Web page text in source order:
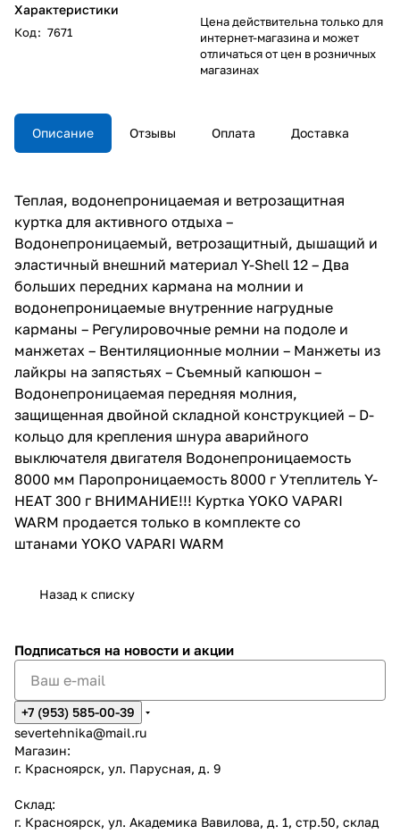
Характеристики
Код: 7671
Цена действительна только для
интернет-магазина и может
отличаться от цен в розничных
магазинах
Описание Отзывы Оплата Доставка
Теплая, водонепроницаемая и ветрозащитная
куртка для активного отдыха –
Водонепроницаемый, ветрозащитный, дышащий и
эластичный внешний материал Y-Shell 12 – Два
больших передних кармана на молнии и
водонепроницаемые внутренние нагрудные
карманы – Регулировочные ремни на подоле и
манжетах – Вентиляционные молнии – Манжеты из
лайкры на запястьях – Съемный капюшон –
Водонепроницаемая передняя молния,
защищенная двойной складной конструкцией – D-
кольцо для крепления шнура аварийного
выключателя двигателя Водонепроницаемость
8000 мм Паропроницаемость 8000 г Утеплитель Y-
HEAT 300 г ВНИМАНИЕ!!! Куртка YOKO VAPARI
WARM продается только в комплекте со
штанами YOKO VAPARI WARM
Назад к списку
Подписаться на новости и акции
+7 (953) 585-00-39
severtehnika@mail.ru
Магазин:
г. Красноярск, ул. Парусная, д. 9
Склад:
г. Красноярск, ул. Академика Вавилова, д. 1, стр.50, склад